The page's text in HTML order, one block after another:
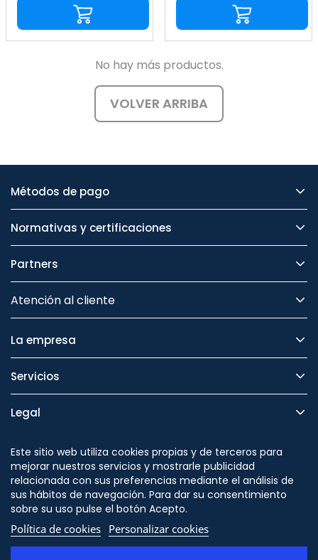
No hay más productos.
VOLVER ARRIBA
Métodos de pago
Normativas y certificaciones
Partners
Atención al cliente
La empresa
Servicios
Legal
Seguridad
Este sitio web utiliza cookies propias y de terceros para
mejorar nuestros servicios y mostrarle publicidad
relacionada con sus preferencias mediante el análisis de
sus hábitos de navegación. Para dar su consentimiento
sobre su uso pulse el botón Acepto.
Política de cookies Personalizar cookies
Síguenos en